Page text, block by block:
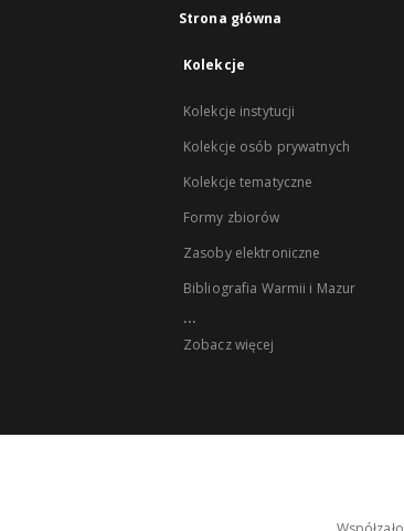
Strona główna
Kolekcje
Kolekcje instytucji
Kolekcje osób prywatnych
Kolekcje tematyczne
Formy zbiorów
Zasoby elektroniczne
Bibliografia Warmii i Mazur
...
Zobacz więcej